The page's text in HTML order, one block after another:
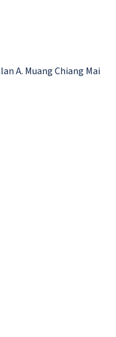
A. Muang Chiang Mai